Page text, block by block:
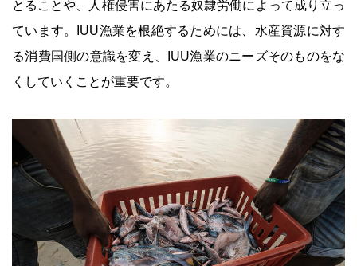
とることや、人権侵害にあたる奴隷労働によって成り立っ
ています。IUU漁業を根絶するためには、水産資源に対す
る消費国側の意識を変え、IUU漁業のニーズそのものをな
くしていくことが重要です。